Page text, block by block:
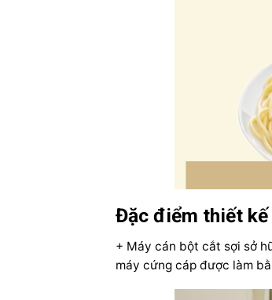
Đặc điểm thiết kế
+ Máy cán bột cắt sợi sở
máy cứng cáp được làm